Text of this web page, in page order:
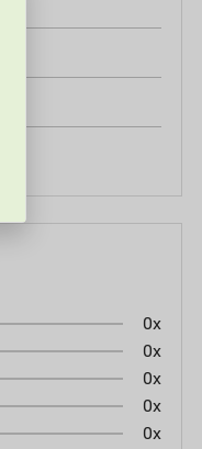
0x
0x
0x
0x
0x